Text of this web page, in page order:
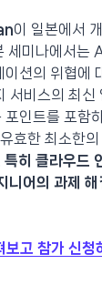
이 일본에서
세미나에서는
이션의 위협에
서비스의 최
포인트를 포함
효한 최소한의
특히 클라우드
니어의 과제
고 참가 신청